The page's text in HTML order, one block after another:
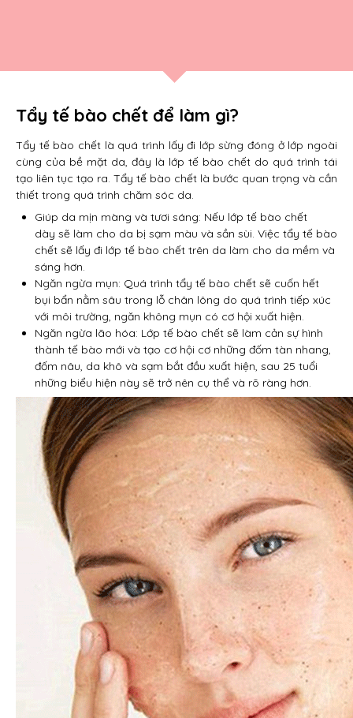
Tẩy tế bào chết để làm gì?
Tẩy tế bào chết là quá trình lấy đi lớp sừng đóng ở lớp ngoài
cùng của bề mặt da, đây là lớp tế bào chết do quá trình tái
tạo liên tục tạo ra. Tẩy tế bào chết là bước quan trọng và cần
thiết trong quá trình chăm sóc da.
Giúp da mịn màng và tươi sáng: Nếu lớp tế bào chết
dày sẽ làm cho da bị sạm màu và sần sùi. Việc tẩy tế bào
chết sẽ lấy đi lớp tế bào chết trên da làm cho da mềm và
sáng hơn.
Ngăn ngừa mụn: Quá trình tẩy tế bào chết sẽ cuốn hết
bụi bẩn nằm sâu trong lỗ chân lông do quá trình tiếp xúc
với môi trường, ngăn không mụn có cơ hội xuất hiện.
Ngăn ngừa lão hóa: Lớp tế bào chết sẽ làm cản sự hình
thành tế bào mới và tạo cơ hội cơ những đốm tàn nhang,
đốm nâu, da khô và sạm bắt đầu xuất hiện, sau 25 tuổi
những biểu hiện này sẽ trở nên cụ thể và rõ ràng hơn.